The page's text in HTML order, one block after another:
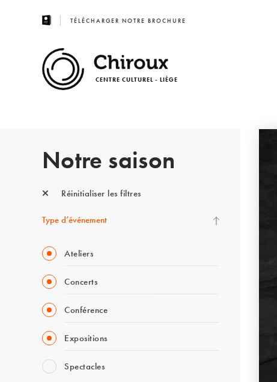
TÉLÉCHARGER NOTRE BROCHURE
CENTRE CULTUREL - LIÈGE
Notre saison
Réinitialiser les filtres
Type d’événement
Ateliers
Concerts
Conférence
Expositions
Spectacles